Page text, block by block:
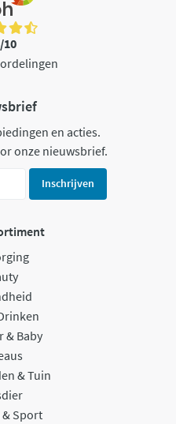
10
en acties.
onze nieuwsbrief.
Inschrijven
& Baby
& Tuin
Sport